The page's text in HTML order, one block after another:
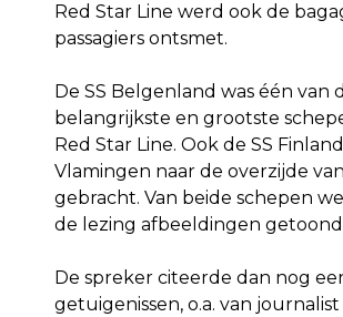
Red Star Line werd ook de
passagiers ontsmet.
De SS Belgenland was één van
belangrijkste en grootste
Red Star Line. Ook de SS
Vlamingen naar de overzijde
gebracht. Van beide schepen
de lezing afbeeldingen
De spreker citeerde dan nog
getuigenissen, o.a. van